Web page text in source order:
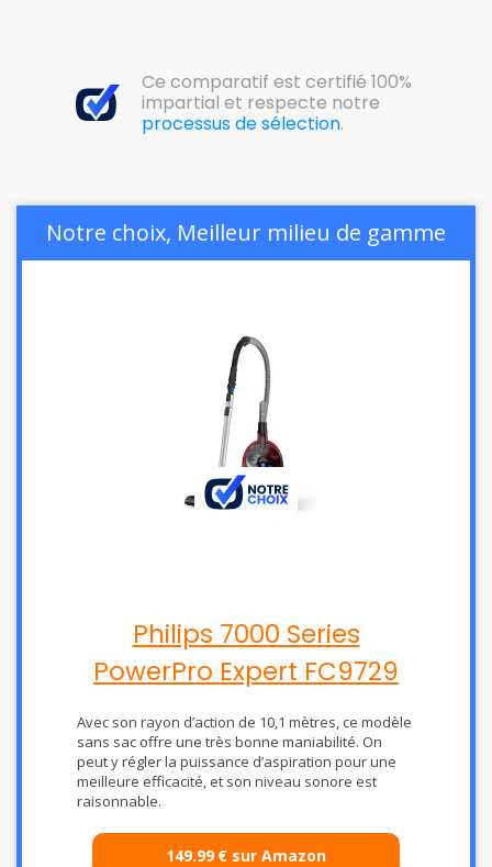
Ce comparatif est certifié 100%
impartial et respecte notre
processus de sélection.
Notre choix, Meilleur milieu de gamme
Philips 7000 Series
PowerPro Expert FC9729
Avec son rayon d’action de 10,1 mètres, ce modèle
sans sac offre une très bonne maniabilité. On
peut y régler la puissance d’aspiration pour une
meilleure efficacité, et son niveau sonore est
raisonnable.
149.99€ sur Amazon